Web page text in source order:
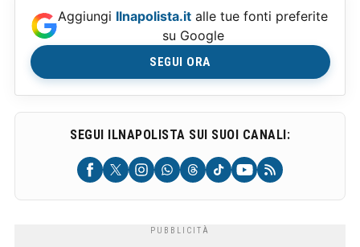
Aggiungi Ilnapolista.it alle tue fonti preferite
su Google
SEGUI ORA
SEGUI ILNAPOLISTA SUI SUOI CANALI: